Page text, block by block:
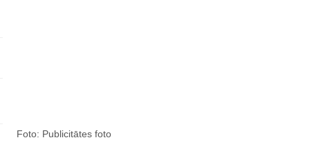
Foto: Publicitātes foto